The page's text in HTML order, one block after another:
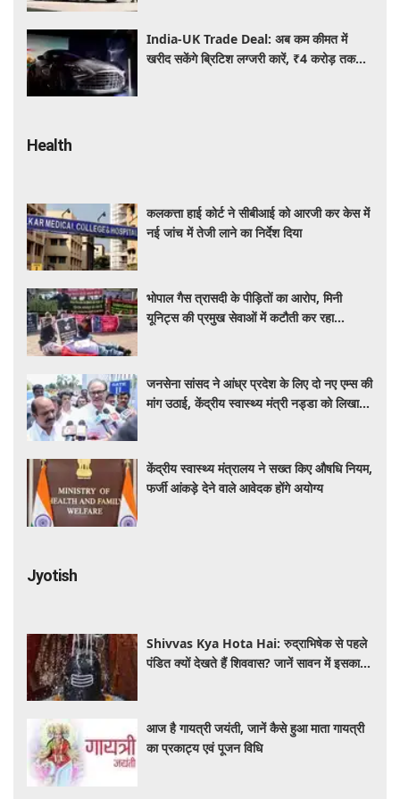
India-UK Trade Deal: अब कम कीमत में
खरीद सकेंगे ब्रिटिश लग्जरी कारें, ₹4 करोड़ तक
Health
कलकत्ता हाई कोर्ट ने सीबीआई को आरजी कर केस में
नई जांच में तेजी लाने का निर्देश दिया
भोपाल गैस त्रासदी के पीड़ितों का आरोप, मिनी
यूनिट्स की प्रमुख सेवाओं में कटौती कर रहा
जनसेना सांसद ने आंध्र प्रदेश के लिए दो नए एम्स की
मांग उठाई, केंद्रीय स्वास्थ्य मंत्री नड्डा को लिखा
केंद्रीय स्वास्थ्य मंत्रालय ने सख्त किए औषधि नियम,
फर्जी आंकड़े देने वाले आवेदक होंगे अयोग्य
Jyotish
Shivvas Kya Hota Hai: रुद्राभिषेक से पहले
पंडित क्यों देखते हैं शिववास? जानें सावन में इसका
आज है गायत्री जयंती, जानें कैसे हुआ माता गायत्री
का प्रकाट्य एवं पूजन विधि